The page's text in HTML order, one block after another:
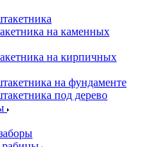
на каменных
на кирпичных
на фундаменте
под дерево